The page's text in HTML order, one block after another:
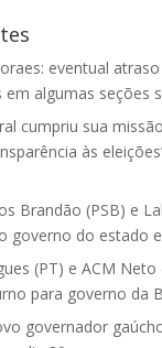
eventual
em algumas seções
cumpriu sua
às
Brandão (PSB) e
governo do estado
(PT) e ACM Neto
para governo da
governador